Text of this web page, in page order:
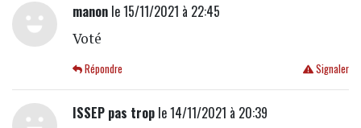
manonle 15/11/2021 à 22:45
Voté
Signaler
Répondre
ISSEP pas trople 14/11/2021 à 20:39